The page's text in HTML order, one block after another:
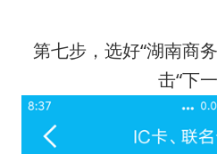
第七步，选好“湖南商
击“下